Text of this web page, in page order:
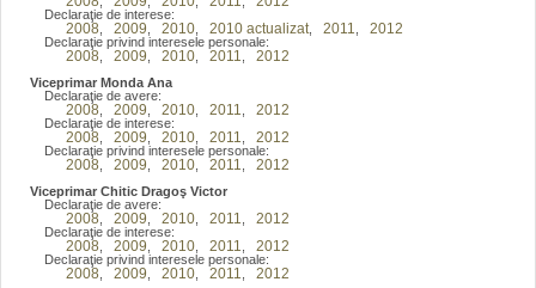
Declaraţie de interese:
2008 2009 2010 2010 actualizat 2011 2012
Declaraţie privind interesele personale:
2008 2009 2010 2011 2012
Viceprimar Monda Ana
Declaraţie de avere:
2008 2009 2010 2011 2012
Declaraţie de interese:
2008 2009 2010 2011 2012
Declaraţie privind interesele personale:
2008 2009 2010 2011 2012
Viceprimar Chitic Dragoş Victor
Declaraţie de avere:
2008 2009 2010 2011 2012
Declaraţie de interese:
2008 2009 2010 2011 2012
Declaraţie privind interesele personale:
2008 2009 2010 2011 2012